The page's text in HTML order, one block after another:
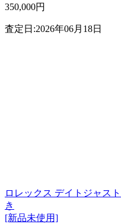
350,000円
査定日:2026年06月18日
ロレックス デイトジャス
き
[新品未使用]